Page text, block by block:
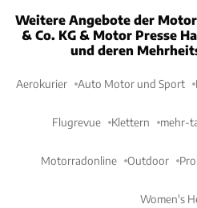
Weitere Angebote der
& Co. KG & Motor Presse
und deren
Aerokurier Auto Motor und Sport
Flugrevue Klettern mehr-
Motorradonline Outdoor
Women's